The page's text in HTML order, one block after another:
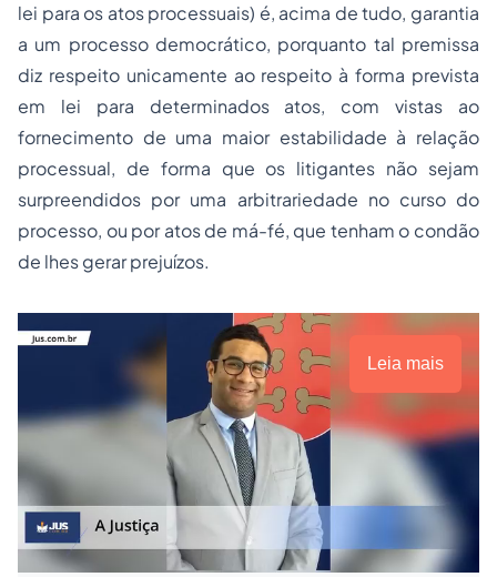
lei para os atos processuais) é, acima de tudo, garantia
a um processo democrático, porquanto tal premissa
diz respeito unicamente ao respeito à forma prevista
em lei para determinados atos, com vistas ao
fornecimento de uma maior estabilidade à relação
processual, de forma que os litigantes não sejam
surpreendidos por uma arbitrariedade no curso do
processo, ou por atos de má-fé, que tenham o condão
de lhes gerar prejuízos.
Leia mais